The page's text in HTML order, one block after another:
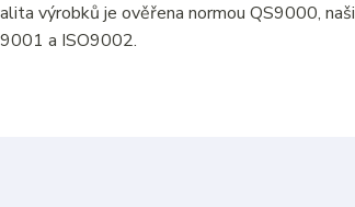
výrobků je ověřena normou QS9000,
a ISO9002.